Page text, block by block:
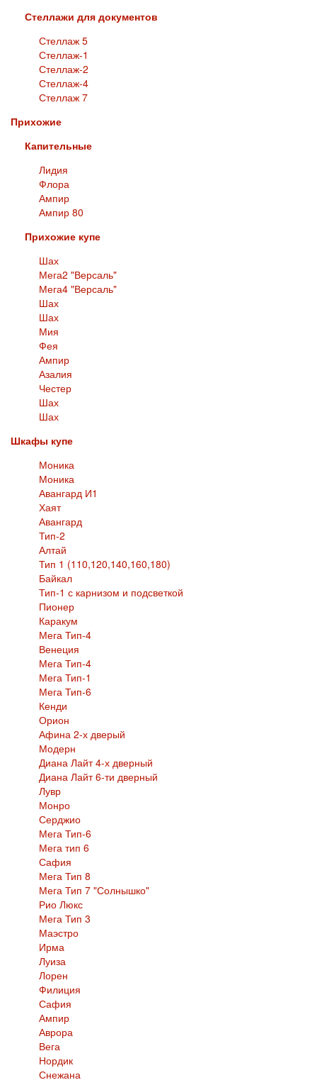
Стеллажи для документов
Стеллаж 5
Стеллаж-1
Стеллаж-2
Стеллаж-4
Стеллаж 7
Прихожие
Капительные
Лидия
Флора
Ампир
Ампир 80
Прихожие купе
Шах
Мега2 "Версаль"
Мега4 "Версаль"
Шах
Шах
Мия
Фея
Ампир
Азалия
Честер
Шах
Шах
Шкафы купе
Моника
Моника
Авангард И1
Хаят
Авангард
Тип-2
Алтай
Тип 1 (110,120,140,160,180)
Байкал
Тип-1 с карнизом и подсветкой
Пионер
Каракум
Мега Тип-4
Венеция
Мега Тип-4
Мега Тип-1
Мега Тип-6
Кенди
Орион
Афина 2-х дверый
Модерн
Диана Лайт 4-х дверный
Диана Лайт 6-ти дверный
Лувр
Монро
Серджио
Мега Тип-6
Мега тип 6
Сафия
Мега Тип 8
Мега Тип 7 "Солнышко"
Рио Люкс
Мега Тип 3
Маэстро
Ирма
Луиза
Лорен
Филиция
Сафия
Ампир
Аврора
Вега
Нордик
Снежана